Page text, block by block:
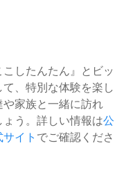
したんたん』とビッ
、特別な体験を楽し
家族と一緒に訪れ
う。詳しい情報は公
イト でご確認くださ